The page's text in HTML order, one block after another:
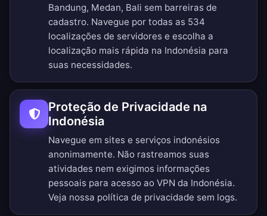
Bandung, Medan, Bali sem barreiras de
cadastro. Navegue por todas as 534
localizações de servidores e escolha a
localização mais rápida na Indonésia para
suas necessidades.
Proteção de Privacidade na
Indonésia
Navegue em sites e serviços indonésios
anonimamente. Não rastreamos suas
atividades nem exigimos informações
pessoais para acesso ao VPN da Indonésia.
Veja nossa política de privacidade sem logs.